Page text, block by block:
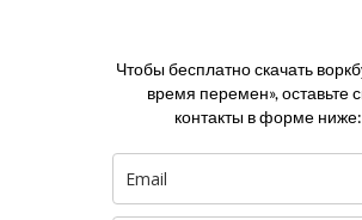
Чтобы бесплатно скачать
время перемен», оставьте
контакты в форме ниже: